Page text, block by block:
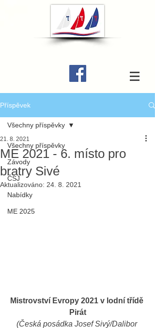
Příspěvek
Všechny příspěvky
Závody
ČSJ
Nabídky
ME 2025
Všechny příspěvky
ME 2021 - 6. místo pro
bratry Sivé
21. 8. 2021
Aktualizováno: 24. 8. 2021
Mistrovství Evropy 2021 v lodní třídě
Pirát
(Česká posádka Josef Sivý/Dalibor